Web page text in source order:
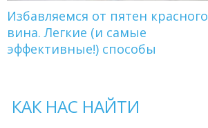
Избавляемся от пятен красного
вина. Легкие (и самые
эффективные!) способы
КАК НАС НАЙТИ